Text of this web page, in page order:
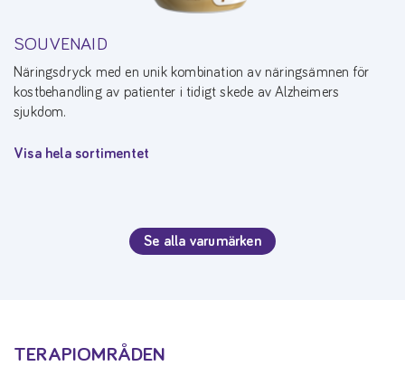
SOUVENAID
Näringsdryck med en unik kombination av näringsämnen för
kostbehandling av patienter i tidigt skede av Alzheimers
sjukdom.
Visa hela sortimentet
Se alla varumärken
TERAPIOMRÅDEN